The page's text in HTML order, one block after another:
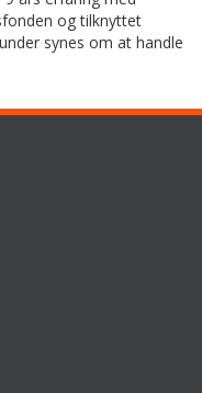
og tilknyttet
synes om at handle